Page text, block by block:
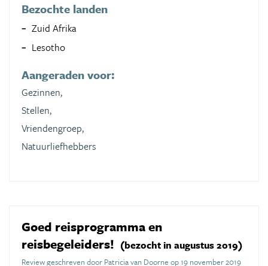
Bezochte landen
Zuid Afrika
Lesotho
Aangeraden voor:
Gezinnen,
Stellen,
Vriendengroep,
Natuurliefhebbers
Goed reisprogramma en
reisbegeleiders! (bezocht in augustus 2019)
Review geschreven door Patricia van Doorne op 19 november 2019